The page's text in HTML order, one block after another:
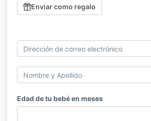
Enviar como regalo
Edad de tu bebé en meses